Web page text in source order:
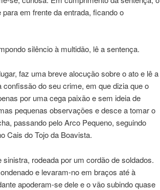
em frente da entrada, ficando o
silêncio à multidão, lê a sentença.
faz uma breve alocução sobre o ato e lê a
do seu crime, em que dizia que o
por uma cega paixão e sem ideia de
pequenas observações e desce a tomar o
passando pelo Arco Pequeno, seguindo
Cais do Tojo da Boavista.
rodeada por um cordão de soldados.
e levaram-no em braços até à
apoderam-se dele e o vão subindo quase